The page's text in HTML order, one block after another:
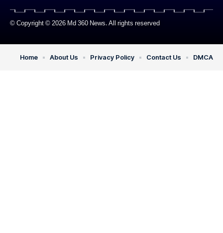
© Copyright © 2026 Md 360 News. All rights reserved
Home About Us Privacy Policy Contact Us DMCA